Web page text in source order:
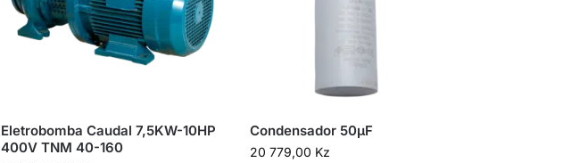
Eletrobomba Caudal 7,5KW-10HP
400V TNM 40-160
Condensador 50µF
20 779,00 Kz